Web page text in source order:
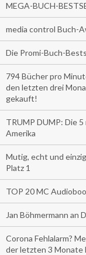
MEGA-BUCH-
media control Buch-
Die Promi-Buch-
794 Bücher pro
den letzten drei
gekauft!
TRUMP DUMP: Die
Amerika
Mutig, echt und
Platz 1
TOP 20 MC
Jan Böhmermann an
Corona Fehlalarm?
der letzten 3 Monate